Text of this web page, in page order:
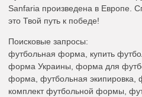
Sanfaria произведена в Европе.
это Твой путь к победе!
Поисковые запросы:
футбольная форма, купить
форма Украины, форма для
форма, футбольная экипировка,
комплект футбольной формы,